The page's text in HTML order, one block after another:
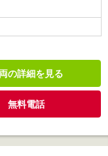
の詳細を見る
無料電話